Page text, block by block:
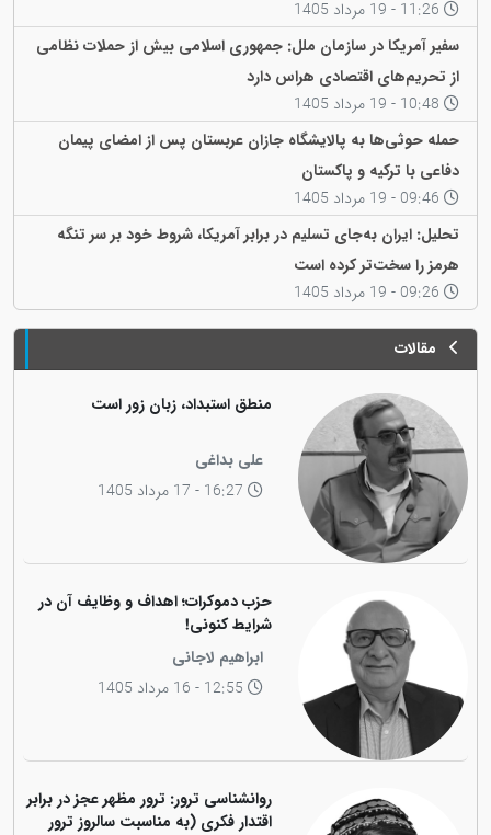
سفیر آمریکا در سازمان ملل: جمهوری اسلامی بیش از حملات نظامی
از تحریم‌های اقتصادی هراس دارد
حمله حوثی‌ها به پالایشگاه جازان عربستان پس از امضای پیمان
دفاعی با ترکیه و پاکستان
تحلیل: ایران به‌جای تسلیم در برابر آمریکا، شروط خود بر سر تنگه
هرمز را سخت‌تر کرده است
مقالات
منطق استبداد، زبان زور است
علی بداغی
حزب دموکرات؛ اهداف و وظایف آن در
شرایط کنونی!
ابراهیم لاجانی
روانشناسی ترور: ترور مظهر عجز در برابر
اقتدار فکری (به مناسبت سالروز ترور